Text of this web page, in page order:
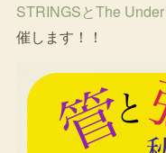
STRINGSとThe
催します！！